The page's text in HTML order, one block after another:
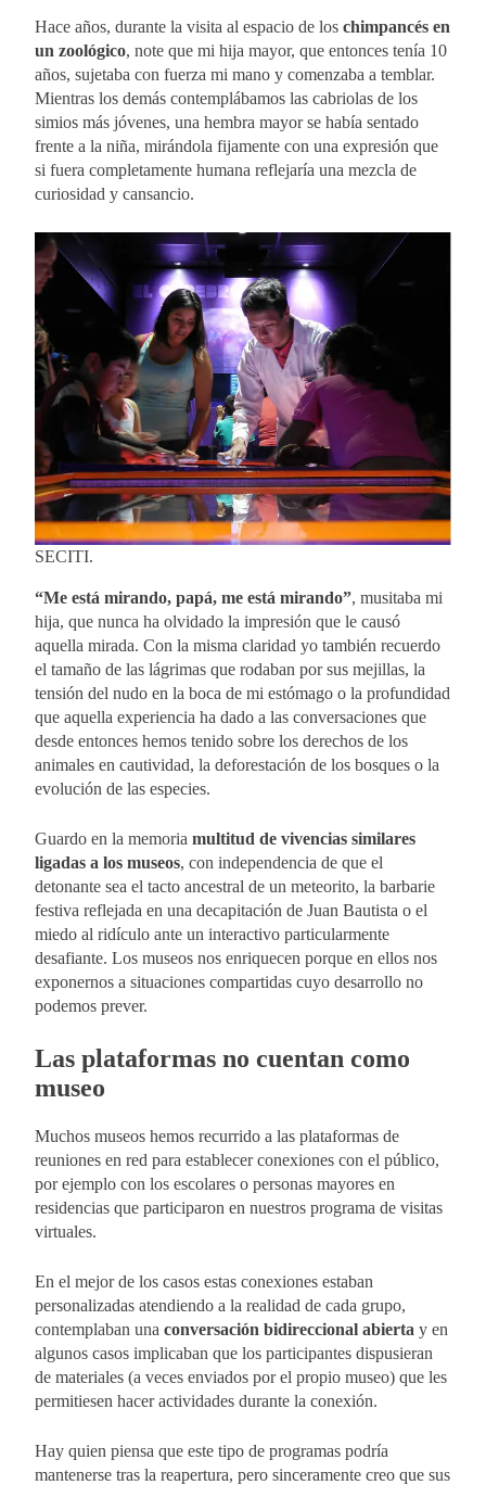
Hace años, durante la visita al espacio de los chimpancés en
un zoológico, note que mi hija mayor, que entonces tenía 10
años, sujetaba con fuerza mi mano y comenzaba a temblar.
Mientras los demás contemplábamos las cabriolas de los
simios más jóvenes, una hembra mayor se había sentado
frente a la niña, mirándola fijamente con una expresión que
si fuera completamente humana reflejaría una mezcla de
curiosidad y cansancio.
SECITI.
“Me está mirando, papá, me está mirando”, musitaba mi
hija, que nunca ha olvidado la impresión que le causó
aquella mirada. Con la misma claridad yo también recuerdo
el tamaño de las lágrimas que rodaban por sus mejillas, la
tensión del nudo en la boca de mi estómago o la profundidad
que aquella experiencia ha dado a las conversaciones que
desde entonces hemos tenido sobre los derechos de los
animales en cautividad, la deforestación de los bosques o la
evolución de las especies.
Guardo en la memoria multitud de vivencias similares
ligadas a los museos, con independencia de que el
detonante sea el tacto ancestral de un meteorito, la barbarie
festiva reflejada en una decapitación de Juan Bautista o el
miedo al ridículo ante un interactivo particularmente
desafiante. Los museos nos enriquecen porque en ellos nos
exponernos a situaciones compartidas cuyo desarrollo no
podemos prever.
Las plataformas no cuentan como
museo
Muchos museos hemos recurrido a las plataformas de
reuniones en red para establecer conexiones con el público,
por ejemplo con los escolares o personas mayores en
residencias que participaron en nuestros programa de visitas
virtuales.
En el mejor de los casos estas conexiones estaban
personalizadas atendiendo a la realidad de cada grupo,
contemplaban una conversación bidireccional abierta y en
algunos casos implicaban que los participantes dispusieran
de materiales (a veces enviados por el propio museo) que les
permitiesen hacer actividades durante la conexión.
Hay quien piensa que este tipo de programas podría
mantenerse tras la reapertura, pero sinceramente creo que sus